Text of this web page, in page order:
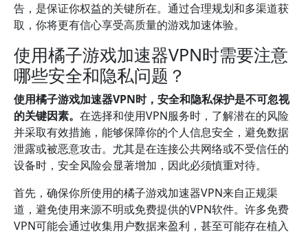
告，是保证你权益的关键所在。通过合理规划和多渠道获
取，你将更有信心享受高质量的游戏加速体验。
使用橘子游戏加速器VPN时需要注意
哪些安全和隐私问题？
使用橘子游戏加速器VPN时，安全和隐私保护是不可忽视
的关键因素。 在选择和使用VPN服务时，了解潜在的风险
并采取有效措施，能够保障你的个人信息安全，避免数据
泄露或被恶意攻击。尤其是在连接公共网络或不受信任的
设备时，安全风险会显著增加，因此必须慎重对待。
首先，确保你所使用的橘子游戏加速器VPN来自正规渠
道，避免使用来源不明或免费提供的VPN软件。许多免费
VPN可能会通过收集用户数据来盈利，甚至可能存在植入